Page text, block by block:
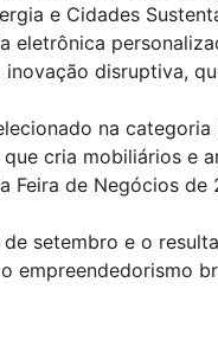
e Cidades
eletrônica
inovação disruptiva,
na
cria mobiliários
Feira de Negócios
setembro e o
empreendedorismo